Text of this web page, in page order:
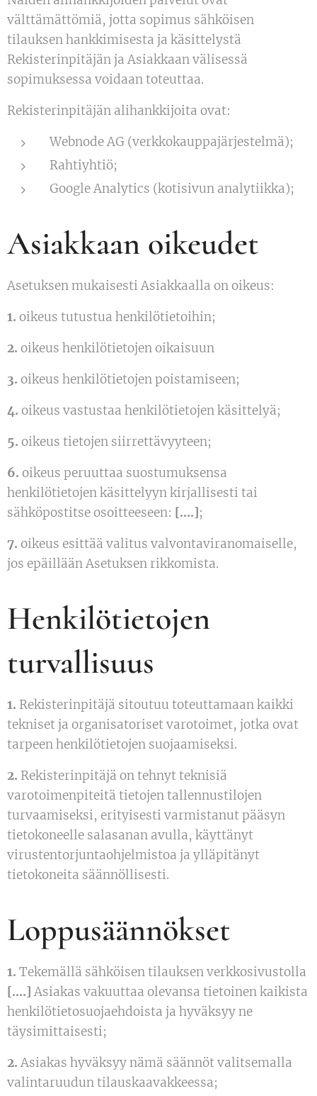
välttämättömiä, jotta sopimus sähköisen
tilauksen hankkimisesta ja käsittelystä
Rekisterinpitäjän ja Asiakkaan välisessä
sopimuksessa voidaan toteuttaa.
Rekisterinpitäjän alihankkijoita ovat:
Webnode AG (verkkokauppajärjestelmä);
Rahtiyhtiö;
Google Analytics (kotisivun analytiikka);
Asiakkaan oikeudet
Asetuksen mukaisesti Asiakkaalla on oikeus:
1. oikeus tutustua henkilötietoihin;
2. oikeus henkilötietojen oikaisuun
3. oikeus henkilötietojen poistamiseen;
4. oikeus vastustaa henkilötietojen käsittelyä;
5. oikeus tietojen siirrettävyyteen;
6. oikeus peruuttaa suostumuksensa
henkilötietojen käsittelyyn kirjallisesti tai
sähköpostitse osoitteeseen: [….];
7. oikeus esittää valitus valvontaviranomaiselle,
jos epäillään Asetuksen rikkomista.
Henkilötietojen
turvallisuus
1. Rekisterinpitäjä sitoutuu toteuttamaan kaikki
tekniset ja organisatoriset varotoimet, jotka ovat
tarpeen henkilötietojen suojaamiseksi.
2. Rekisterinpitäjä on tehnyt teknisiä
varotoimenpiteitä tietojen tallennustilojen
turvaamiseksi, erityisesti varmistanut pääsyn
tietokoneelle salasanan avulla, käyttänyt
virustentorjuntaohjelmistoa ja ylläpitänyt
tietokoneita säännöllisesti.
Loppusäännökset
1. Tekemällä sähköisen tilauksen verkkosivustolla
[….] Asiakas vakuuttaa olevansa tietoinen kaikista
henkilötietosuojaehdoista ja hyväksyy ne
täysimittaisesti;
2. Asiakas hyväksyy nämä säännöt valitsemalla
valintaruudun tilauskaavakkeessa;